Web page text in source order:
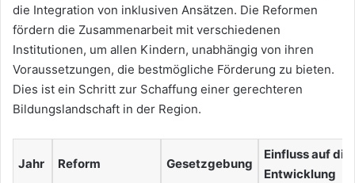
die Integration von inklusiven Ansätzen. Die Reformen
fördern die Zusammenarbeit mit verschiedenen
Institutionen, um allen Kindern, unabhängig von ihren
Voraussetzungen, die bestmögliche Förderung zu bieten.
Dies ist ein Schritt zur Schaffung einer gerechteren
Bildungslandschaft in der Region.
Jahr Reform Gesetzgebung
Einfluss auf die
Entwicklung